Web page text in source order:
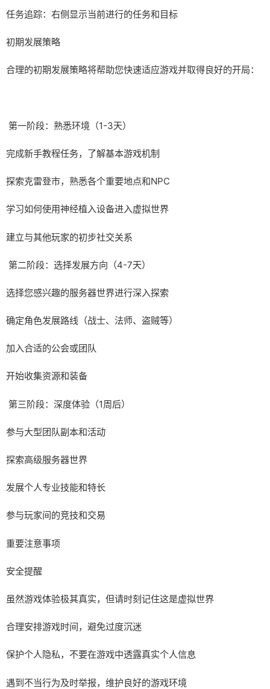
任务追踪：右侧显示当前进行的任务和目标
初期发展策略
合理的初期发展策略将帮助您快速适应游戏并取得良好的开局：
第一阶段：熟悉环境（1-3天）
完成新手教程任务，了解基本游戏机制
探索克雷登市，熟悉各个重要地点和NPC
学习如何使用神经植入设备进入虚拟世界
建立与其他玩家的初步社交关系
第二阶段：选择发展方向（4-7天）
选择您感兴趣的服务器世界进行深入探索
确定角色发展路线（战士、法师、盗贼等）
加入合适的公会或团队
开始收集资源和装备
第三阶段：深度体验（1周后）
参与大型团队副本和活动
探索高级服务器世界
发展个人专业技能和特长
参与玩家间的竞技和交易
重要注意事项
安全提醒
虽然游戏体验极其真实，但请时刻记住这是虚拟世界
合理安排游戏时间，避免过度沉迷
保护个人隐私，不要在游戏中透露真实个人信息
遇到不当行为及时举报，维护良好的游戏环境